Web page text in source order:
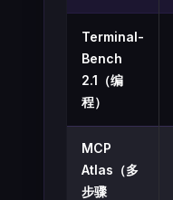
Terminal-
Bench
2.1（编
程）
MCP
Atlas（多
步骤